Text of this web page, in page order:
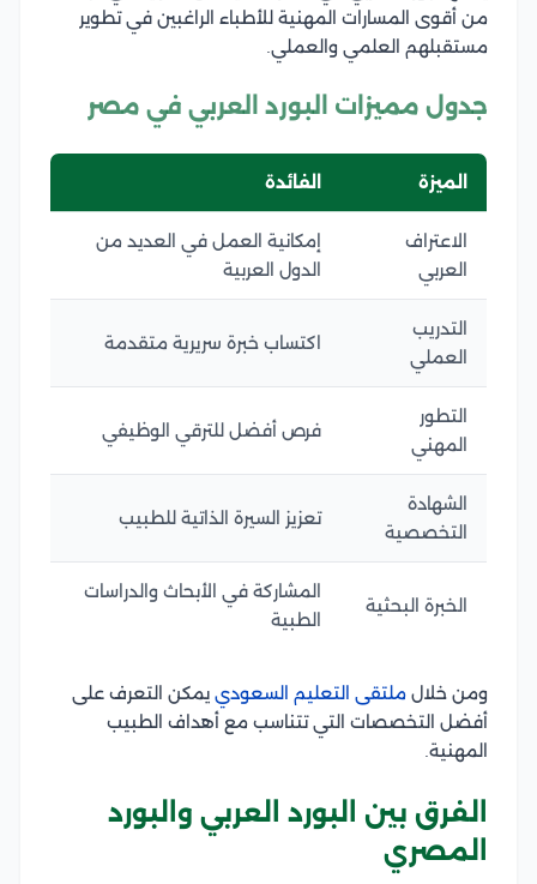
من أقوى المسارات المهنية للأطباء الراغبين في تطوير
مستقبلهم العلمي والعملي.
جدول مميزات البورد العربي في مصر
الميزة الفائدة
الاعتراف
العربي
إمكانية العمل في العديد من
الدول العربية
التدريب
العملي
اكتساب خبرة سريرية متقدمة
التطور
المهني
فرص أفضل للترقي الوظيفي
الشهادة
التخصصية
تعزيز السيرة الذاتية للطبيب
الخبرة البحثية
المشاركة في الأبحاث والدراسات
الطبية
ومن خلال ملتقى التعليم السعودي يمكن التعرف على
أفضل التخصصات التي تتناسب مع أهداف الطبيب
المهنية.
الفرق بين البورد العربي والبورد
المصري